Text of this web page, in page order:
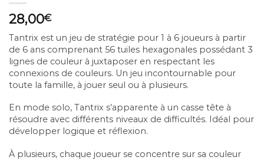
28,00€
Tantrix est un jeu de stratégie pour 1 à 6 joueurs à partir
de 6 ans comprenant 56 tuiles hexagonales possédant 3
lignes de couleur à juxtaposer en respectant les
connexions de couleurs. Un jeu incontournable pour
toute la famille, à jouer seul ou à plusieurs.
En mode solo, Tantrix s’apparente à un casse tête à
résoudre avec différents niveaux de difficultés. Idéal pour
développer logique et réflexion.
À plusieurs, chaque joueur se concentre sur sa couleur